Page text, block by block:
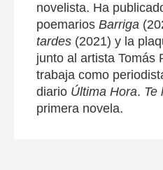
novelista. Ha
poemarios Barriga
tardes (2021) y la
junto al artista Tomás
trabaja como
diario Última Hora. Te
primera novela.